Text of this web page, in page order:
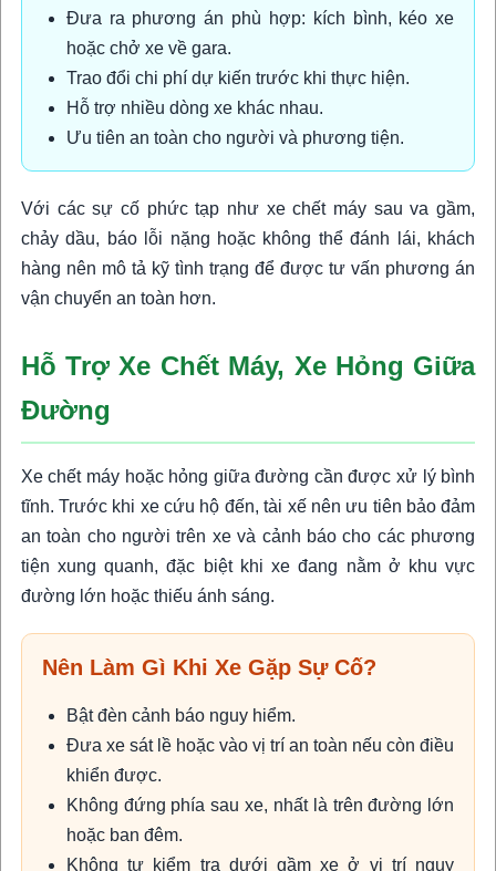
Đưa ra phương án phù hợp: kích bình, kéo xe
hoặc chở xe về gara.
Trao đổi chi phí dự kiến trước khi thực hiện.
Hỗ trợ nhiều dòng xe khác nhau.
Ưu tiên an toàn cho người và phương tiện.
Với các sự cố phức tạp như xe chết máy sau va gầm,
chảy dầu, báo lỗi nặng hoặc không thể đánh lái, khách
hàng nên mô tả kỹ tình trạng để được tư vấn phương án
vận chuyển an toàn hơn.
Hỗ Trợ Xe Chết Máy, Xe Hỏng Giữa
Đường
Xe chết máy hoặc hỏng giữa đường cần được xử lý bình
tĩnh. Trước khi xe cứu hộ đến, tài xế nên ưu tiên bảo đảm
an toàn cho người trên xe và cảnh báo cho các phương
tiện xung quanh, đặc biệt khi xe đang nằm ở khu vực
đường lớn hoặc thiếu ánh sáng.
Nên Làm Gì Khi Xe Gặp Sự Cố?
Bật đèn cảnh báo nguy hiểm.
Đưa xe sát lề hoặc vào vị trí an toàn nếu còn điều
khiển được.
Không đứng phía sau xe, nhất là trên đường lớn
hoặc ban đêm.
Không tự kiểm tra dưới gầm xe ở vị trí nguy